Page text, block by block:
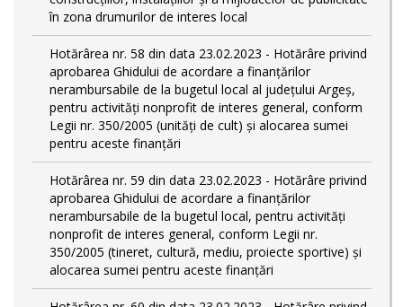
în zona drumurilor de interes local
Hotărârea nr. 58 din data 23.02.2023 - Hotărâre privind
aprobarea Ghidului de acordare a finanţărilor
nerambursabile de la bugetul local al județului Argeș,
pentru activităţi nonprofit de interes general, conform
Legii nr. 350/2005 (unități de cult) și alocarea sumei
pentru aceste finanțări
Hotărârea nr. 59 din data 23.02.2023 - Hotărâre privind
aprobarea Ghidului de acordare a finanţărilor
nerambursabile de la bugetul local, pentru activităţi
nonprofit de interes general, conform Legii nr.
350/2005 (tineret, cultură, mediu, proiecte sportive) și
alocarea sumei pentru aceste finanțări